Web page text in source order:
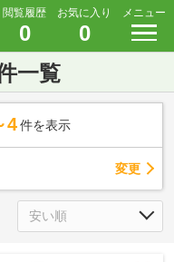
閲覧履歴
0
お気に入り
0
メニュー
一覧
4 件を表示
変更